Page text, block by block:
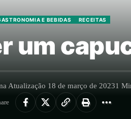
E BEBIDAS RECEITAS
um
Atualização 18 de março de 20231